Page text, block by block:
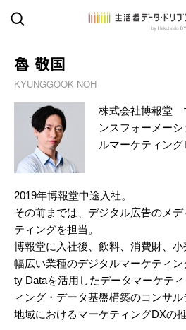
魯 敬国
KYUNGGOOK NOH
株式会社博報堂
ンスフォーメー
ルマーケティン
2019年博報堂中途入社。
その前までは、デジタル広告のメ
ティングを担当。
博報堂に入社後、飲料、消費財、
幅広い業種のデジタルマーケティ
ty Dataを活用したデータマーケテ
ィング・データ基盤構築のコンサ
地域におけるマーケティングDXの